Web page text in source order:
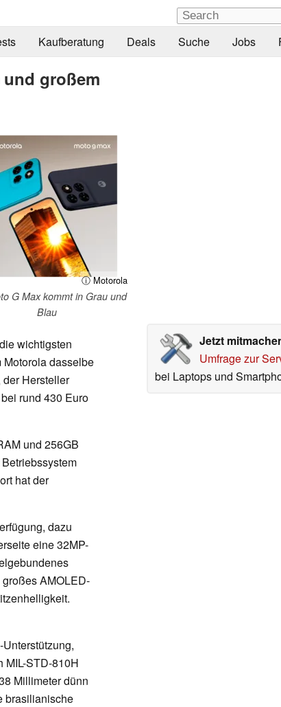
Kaufberatung Deals Suche Jobs
und großem
ⓘ Motorola
G Max kommt in Grau und
Blau
Jetzt
Umfrage zur
bei Laptops und
wichtigsten
Motorola dasselbe
Hersteller
rund 430 Euro
und 256GB
hat der
dazu
eine 32MP-
AMOLED-
MIL-STD-810H
Millimeter dünn
brasilianische